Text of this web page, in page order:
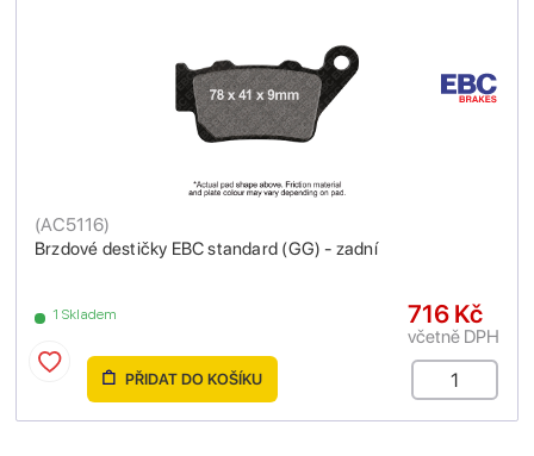
Brzdové destičky EBC standard (GG) - zadní
(AC5116)
1 Skladem 716 Kč
včetně DPH
PŘIDAT DO KOŠÍKU